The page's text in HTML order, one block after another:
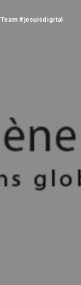
Team #jesuisdigital